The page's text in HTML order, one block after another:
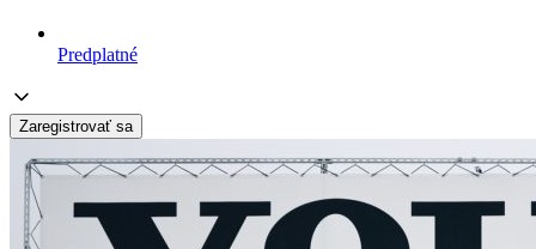
Predplatné
Zaregistrovať sa